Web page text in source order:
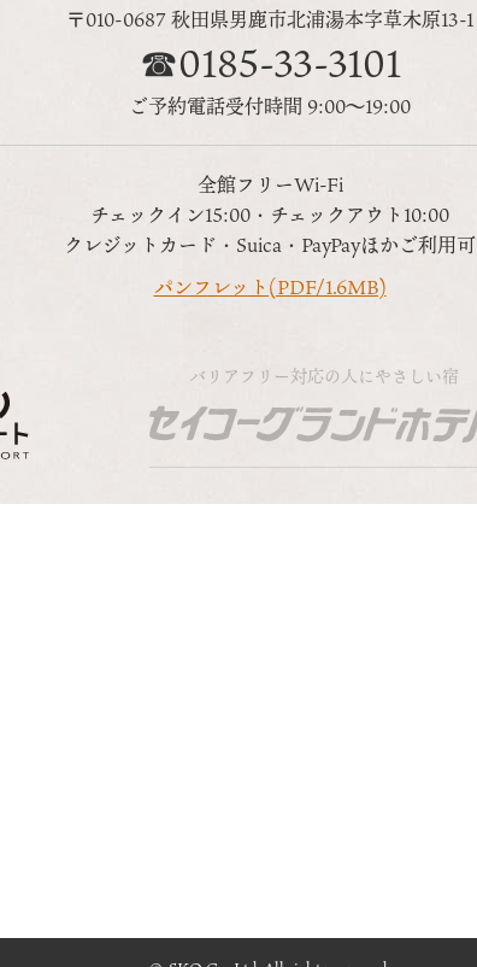
〒010-0687 秋田県男鹿市北浦湯本字草木原13-1
☎0185-33-3101
ご予約電話受付時間 9:00～19:00
全館フリーWi-Fi
チェックイン15:00・チェックアウト10:00
クレジットカード・Suica・PayPayほかご利用可
パンフレット(PDF/1.6MB)
バリアフリー対応の人にやさしい宿